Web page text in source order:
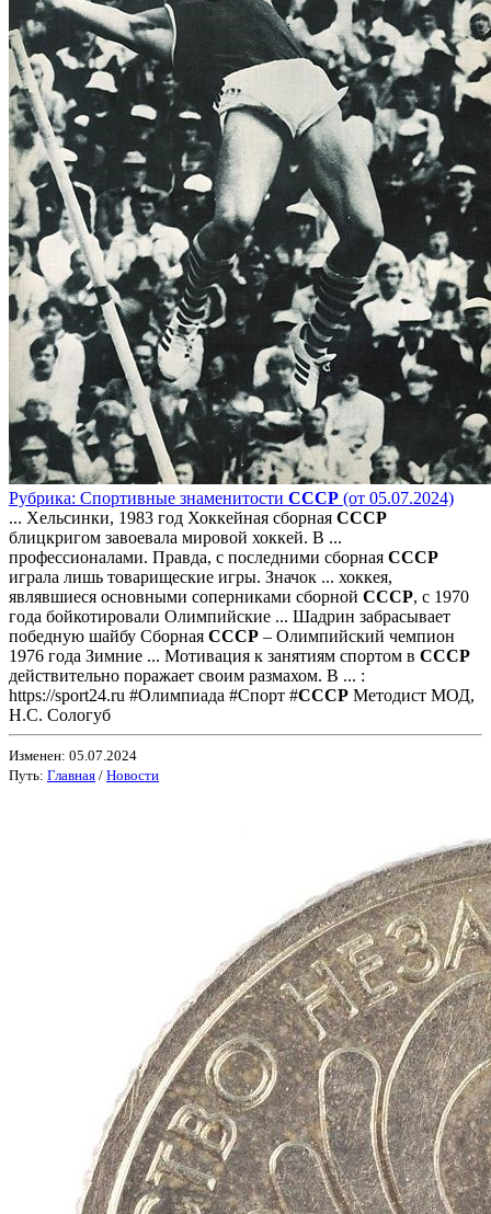
Рубрика: Спортивные знаменитости СССР (от 05.07.2024)
... Хельсинки, 1983 год Хоккейная сборная СССР
блицкригом завоевала мировой хоккей. В ...
профессионалами. Правда, с последними сборная СССР
играла лишь товарищеские игры. Значок ... хоккея,
являвшиеся основными соперниками сборной СССР, с 1970
года бойкотировали Олимпийские ... Шадрин забрасывает
победную шайбу Сборная СССР – Олимпийский чемпион
1976 года Зимние ... Мотивация к занятиям спортом в СССР
действительно поражает своим размахом. В ... :
https://sport24.ru #Олимпиада #Спорт #СССР Методист МОД,
Н.С. Сологуб
Изменен: 05.07.2024
Путь: Главная / Новости